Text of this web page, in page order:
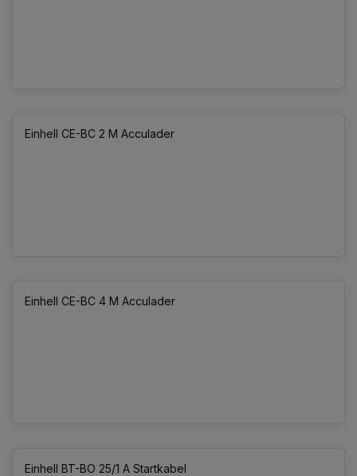
Einhell CE-BC 2 M Acculader
Einhell CE-BC 4 M Acculader
Einhell BT-BO 25/1 A Startkabel